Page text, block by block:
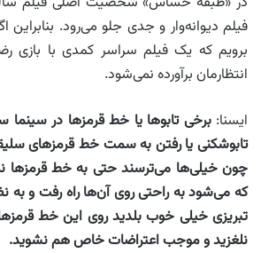
فیلم دیوانه‌وار و جدی‌ جلو می‌رود. بنابراین
برویم که یک فیلم سراسر کمدی با بازی
انتظارمان برآورده نمی‌شود.
ایسنا:برخی تابو‌ها یا خط قرمزها در
تابوشکنی یا رفتن به سمت خط قرمزهای
چون خیلی‌ها می‌ترسند حتی به خط قرمزها
که می‌شود به راحتی روی آن‌ها راه رفت و به
تبریزی خیلی خوب بلدید روی این خط
نلغزید و موجب اعتراضات خاص هم نشوید.